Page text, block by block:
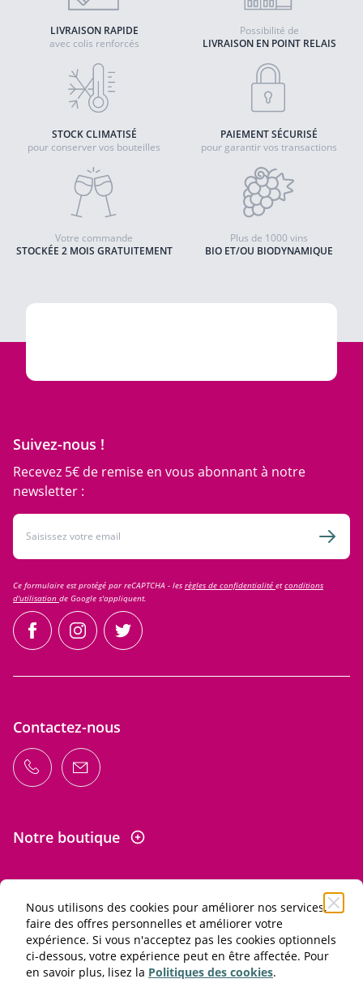
Nous utilisons des cookies pour améliorer nos services,
faire des offres personnelles et améliorer votre
expérience. Si vous n'acceptez pas les cookies optionnels
ci-dessous, votre expérience peut en être affectée. Pour
en savoir plus, lisez la Politiques des cookies.
LIVRAISON RAPIDE
avec colis renforcés
LIVRAISON EN POINT RELAIS
Possibilité de
STOCK CLIMATISÉ
pour conserver vos bouteilles
PAIEMENT SÉCURISÉ
pour garantir vos transactions
STOCKÉE 2 MOIS GRATUITEMENT
Votre commande
BIO ET/OU BIODYNAMIQUE
Plus de 1000 vins
Suivez-nous !
Recevez 5€ de remise en vous abonnant à notre
newsletter :
Adresse email
Ce formulaire est protégé par reCAPTCHA - les règles de confidentialité etconditions
d'utilisation de Google s'appliquent.
facebookinstagramtwitter
Contactez-nous
Notre boutique
Informations
L'abus d'alcool est dangereux pour la santé. À consommer
avec modération.